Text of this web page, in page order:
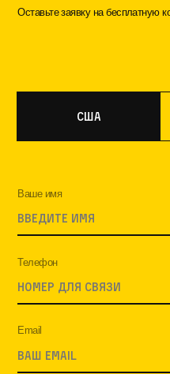
Оставьте заявку на бесплатную
США
Ваше имя
Телефон
Email